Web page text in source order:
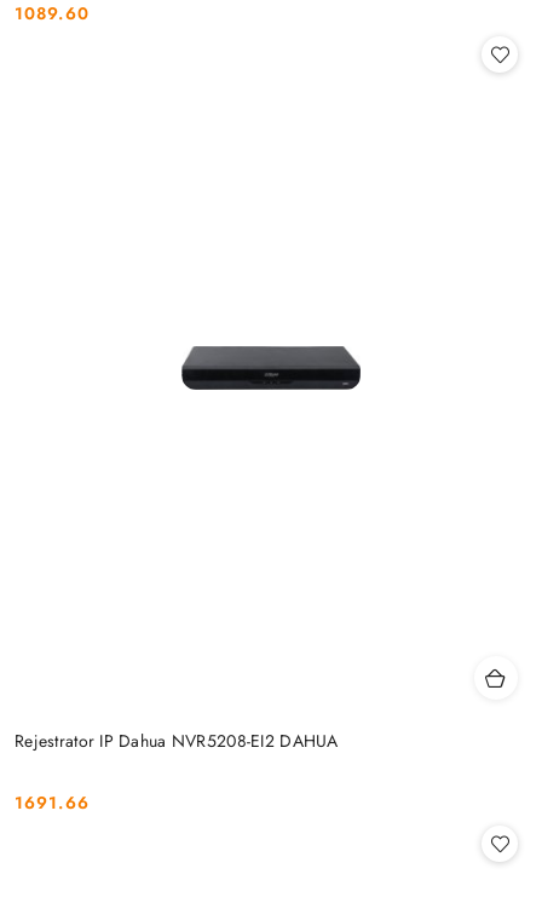
Cena:
1089.60
Rejestrator IP Dahua NVR5208-EI2 DAHUA
Cena:
1691.66